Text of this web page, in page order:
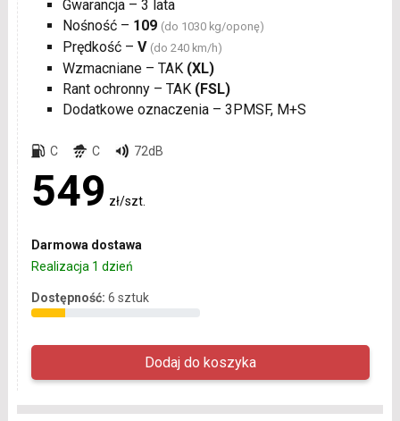
Gwarancja – 3 lata
Nośność – 109 (do 1030 kg/oponę)
Prędkość – V (do 240 km/h)
Wzmacniane – TAK (XL)
Rant ochronny – TAK (FSL)
Dodatkowe oznaczenia – 3PMSF, M+S
C C 72dB
549 zł/szt.
Darmowa dostawa
Realizacja 1 dzień
Dostępność: 6 sztuk